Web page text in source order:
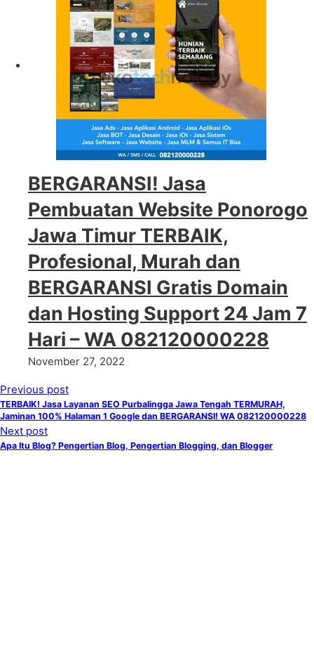
BERGARANSI! Jasa
Pembuatan Website Ponorogo
Jawa Timur TERBAIK,
Profesional, Murah dan
BERGARANSI Gratis Domain
dan Hosting Support 24 Jam 7
Hari – WA 082120000228
November 27, 2022
Previous post
TERBAIK! Jasa Layanan SEO Purbalingga Jawa Tengah TERMURAH,
Jaminan 100% Halaman 1 Google dan BERGARANSI! WA 082120000228
Next post
Apa Itu Blog? Pengertian Blog, Pengertian Blogging, dan Blogger